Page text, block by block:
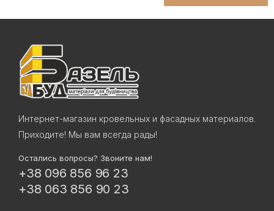
Интернет-магазин кровельных и фасадных материалов.
Приходите! Мы вам всегда рады!
Остались вопросы? Звоните нам!
+38 096 856 96 23
+38 063 856 90 23